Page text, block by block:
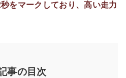
をマークしており、高い走力
事の目次